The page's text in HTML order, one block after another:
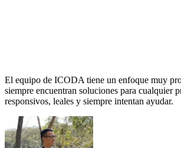
El equipo de ICODA tiene un enfoque muy
siempre encuentran soluciones para cualquier
responsivos, leales y siempre intentan ayudar.